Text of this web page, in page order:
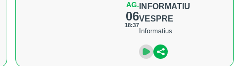
AG.
06
18:37
INFORMATIU
VESPRE
Informatius